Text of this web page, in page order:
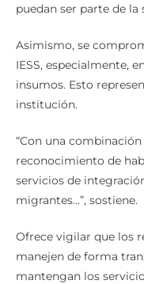
puedan ser parte de la
Asimismo, se
IESS, especialmente,
insumos. Esto
institución.
“Con una
reconocimiento de
servicios de
migrantes…”, sostiene.
Ofrece vigilar que los
manejen de forma
mantengan los